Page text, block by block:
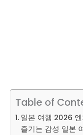
Table of
일본 여행 2026
즐기는 감성 일본